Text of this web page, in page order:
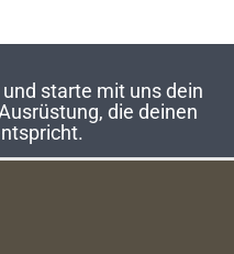
starte mit uns dein
die deinen